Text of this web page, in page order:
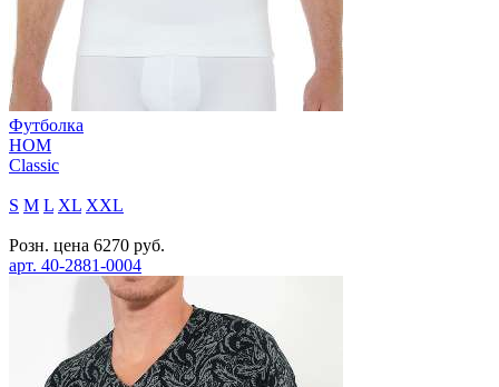
Футболка
HOM
Classic
S M L XL XXL
Розн. цена 6270 руб.
арт. 40-2881-0004